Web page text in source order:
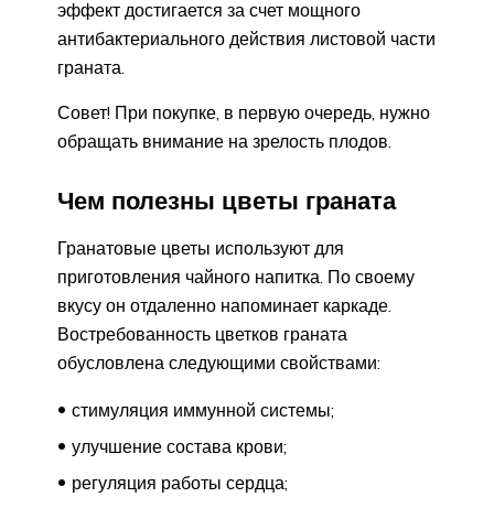
эффект достигается за счет мощного
антибактериального действия листовой части
граната.
Совет! При покупке, в первую очередь, нужно
обращать внимание на зрелость плодов.
Чем полезны цветы граната
Гранатовые цветы используют для
приготовления чайного напитка. По своему
вкусу он отдаленно напоминает каркаде.
Востребованность цветков граната
обусловлена следующими свойствами:
стимуляция иммунной системы;
улучшение состава крови;
регуляция работы сердца;